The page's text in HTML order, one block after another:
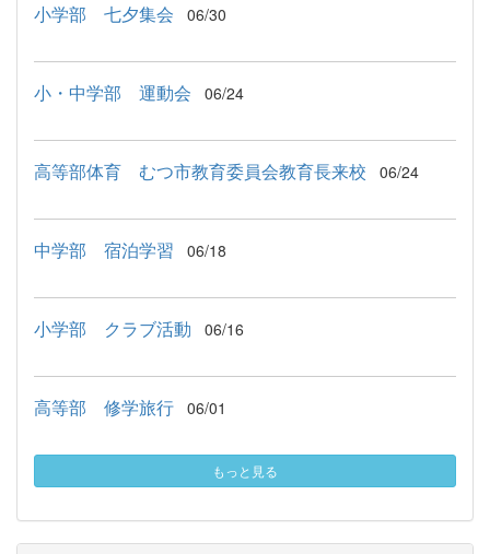
小学部 七夕集会 06/30
小・中学部 運動会 06/24
高等部体育 むつ市教育委員会教育長来校 06/24
中学部 宿泊学習 06/18
小学部 クラブ活動 06/16
高等部 修学旅行 06/01
もっと見る